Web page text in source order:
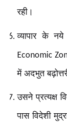
रही।
व्यापार के
Economic
में अदभुत
उसने प्रत्यक्ष
पास विदेशी